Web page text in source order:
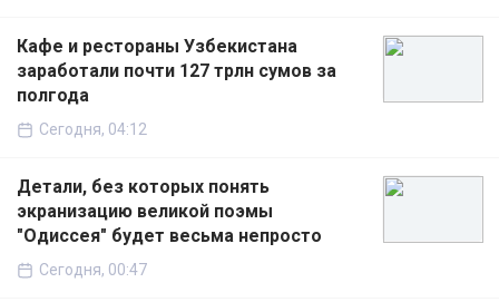
Кафе и рестораны Узбекистана
заработали почти 127 трлн сумов за
полгода
Сегодня, 04:12
Детали, без которых понять
экранизацию великой поэмы
"Одиссея" будет весьма непросто
Сегодня, 00:47